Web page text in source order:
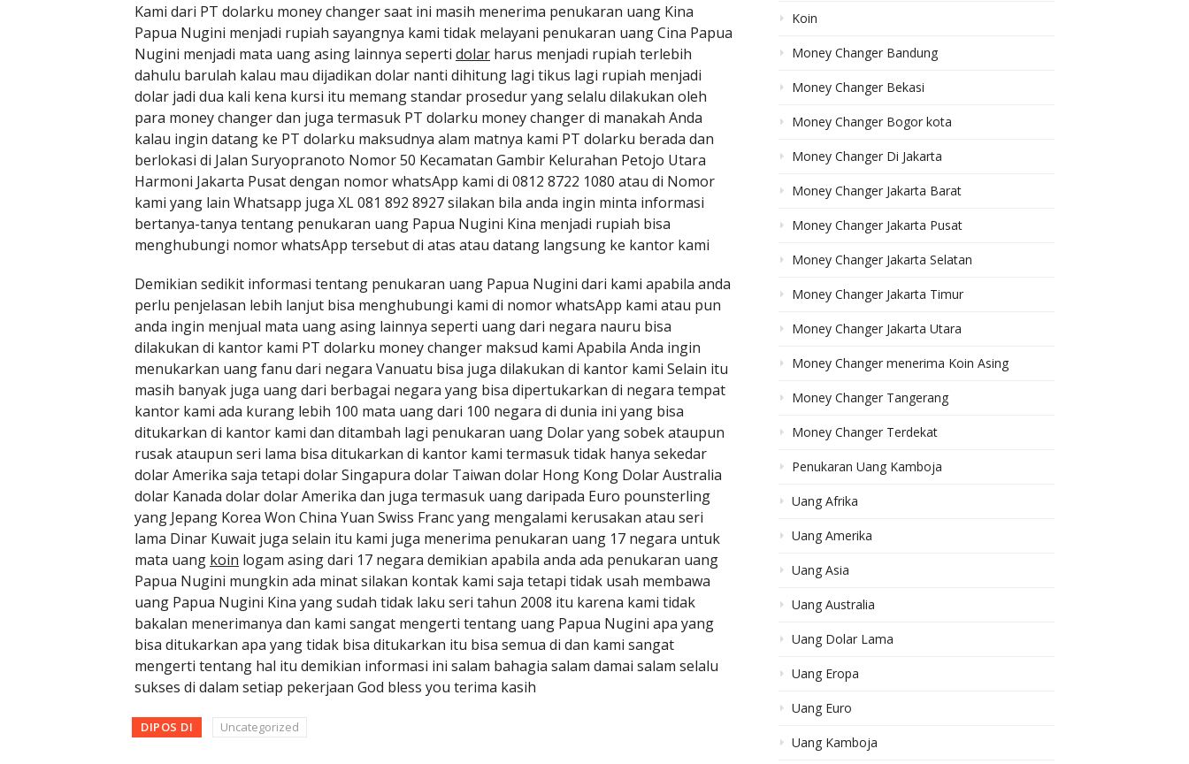
Kami dari PT dolarku money changer saat ini masih menerima penukaran uang Kina
Papua Nugini menjadi rupiah sayangnya kami tidak melayani penukaran uang Cina Papua
Nugini menjadi mata uang asing lainnya seperti dolar harus menjadi rupiah terlebih
dahulu barulah kalau mau dijadikan dolar nanti dihitung lagi tikus lagi rupiah menjadi
dolar jadi dua kali kena kursi itu memang standar prosedur yang selalu dilakukan oleh
para money changer dan juga termasuk PT dolarku money changer di manakah Anda
kalau ingin datang ke PT dolarku maksudnya alam matnya kami PT dolarku berada dan
berlokasi di Jalan Suryopranoto Nomor 50 Kecamatan Gambir Kelurahan Petojo Utara
Harmoni Jakarta Pusat dengan nomor whatsApp kami di 0812 8722 1080 atau di Nomor
kami yang lain Whatsapp juga XL 081 892 8927 silakan bila anda ingin minta informasi
bertanya-tanya tentang penukaran uang Papua Nugini Kina menjadi rupiah bisa
menghubungi nomor whatsApp tersebut di atas atau datang langsung ke kantor kami
Demikian sedikit informasi tentang penukaran uang Papua Nugini dari kami apabila anda
perlu penjelasan lebih lanjut bisa menghubungi kami di nomor whatsApp kami atau pun
anda ingin menjual mata uang asing lainnya seperti uang dari negara nauru bisa
dilakukan di kantor kami PT dolarku money changer maksud kami Apabila Anda ingin
menukarkan uang fanu dari negara Vanuatu bisa juga dilakukan di kantor kami Selain itu
masih banyak juga uang dari berbagai negara yang bisa dipertukarkan di negara tempat
kantor kami ada kurang lebih 100 mata uang dari 100 negara di dunia ini yang bisa
ditukarkan di kantor kami dan ditambah lagi penukaran uang Dolar yang sobek ataupun
rusak ataupun seri lama bisa ditukarkan di kantor kami termasuk tidak hanya sekedar
dolar Amerika saja tetapi dolar Singapura dolar Taiwan dolar Hong Kong Dolar Australia
dolar Kanada dolar dolar Amerika dan juga termasuk uang daripada Euro pounsterling
yang Jepang Korea Won China Yuan Swiss Franc yang mengalami kerusakan atau seri
lama Dinar Kuwait juga selain itu kami juga menerima penukaran uang 17 negara untuk
mata uang koin logam asing dari 17 negara demikian apabila anda ada penukaran uang
Papua Nugini mungkin ada minat silakan kontak kami saja tetapi tidak usah membawa
uang Papua Nugini Kina yang sudah tidak laku seri tahun 2008 itu karena kami tidak
bakalan menerimanya dan kami sangat mengerti tentang uang Papua Nugini apa yang
bisa ditukarkan apa yang tidak bisa ditukarkan itu bisa semua di dan kami sangat
mengerti tentang hal itu demikian informasi ini salam bahagia salam damai salam selalu
sukses di dalam setiap pekerjaan God bless you terima kasih
DIPOS DI Uncategorized
Koin
Money Changer Bandung
Money Changer Bekasi
Money Changer Bogor kota
Money Changer Di Jakarta
Money Changer Jakarta Barat
Money Changer Jakarta Pusat
Money Changer Jakarta Selatan
Money Changer Jakarta Timur
Money Changer Jakarta Utara
Money Changer menerima Koin Asing
Money Changer Tangerang
Money Changer Terdekat
Penukaran Uang Kamboja
Uang Afrika
Uang Amerika
Uang Asia
Uang Australia
Uang Dolar Lama
Uang Eropa
Uang Euro
Uang Kamboja